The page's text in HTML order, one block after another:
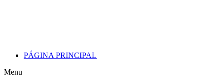
PÁGINA PRINCIPAL
Menu